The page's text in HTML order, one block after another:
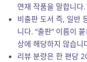
연재 작품을 말합니다.
비출판 도서 즉, 일반
니다. “출판” 이름이
상에 해당하지 않습니
리뷰 분량은 한 편당